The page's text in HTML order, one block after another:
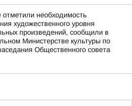
отметили необходимость
художественного уровня
произведений, сообщили в
Министерстве культуры по
Общественного совета